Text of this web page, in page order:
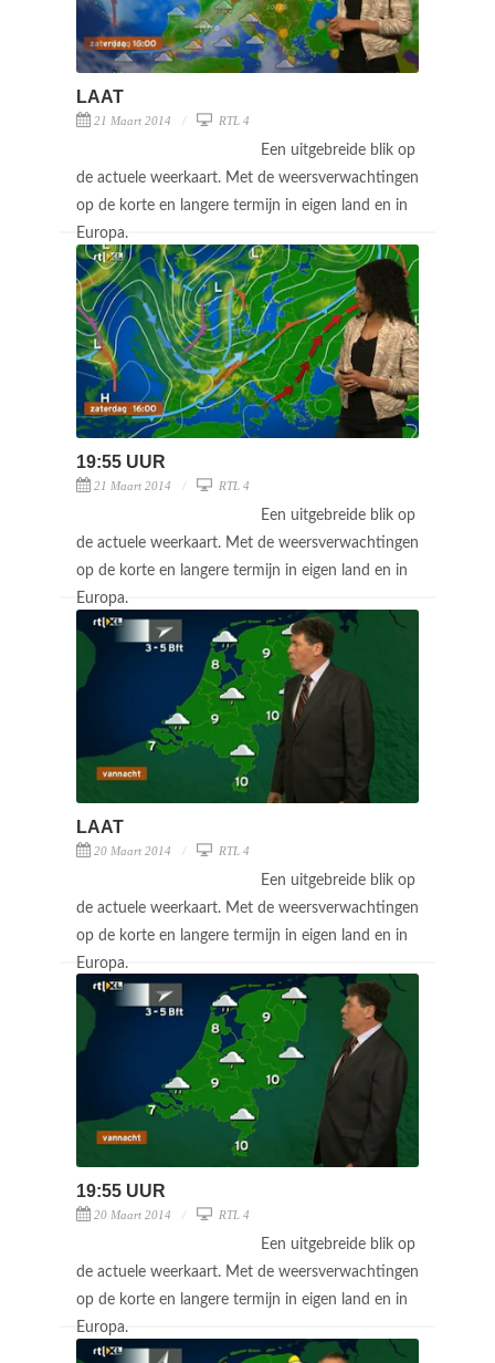
LAAT
21 Maart 2014 RTL 4
Een uitgebreide blik op
de actuele weerkaart. Met de weersverwachtingen
op de korte en langere termijn in eigen land en in
Europa.
19:55 UUR
21 Maart 2014 RTL 4
Een uitgebreide blik op
de actuele weerkaart. Met de weersverwachtingen
op de korte en langere termijn in eigen land en in
Europa.
LAAT
20 Maart 2014 RTL 4
Een uitgebreide blik op
de actuele weerkaart. Met de weersverwachtingen
op de korte en langere termijn in eigen land en in
Europa.
19:55 UUR
20 Maart 2014 RTL 4
Een uitgebreide blik op
de actuele weerkaart. Met de weersverwachtingen
op de korte en langere termijn in eigen land en in
Europa.